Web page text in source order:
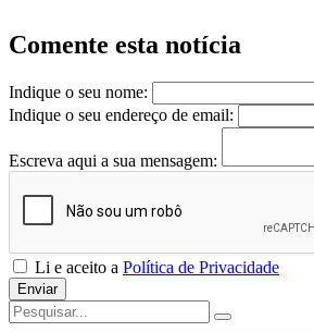
Comente esta notícia
Indique o seu nome:
Indique o seu endereço de email:
Escreva aqui a sua mensagem:
Li e aceito a Política de Privacidade
Enviar